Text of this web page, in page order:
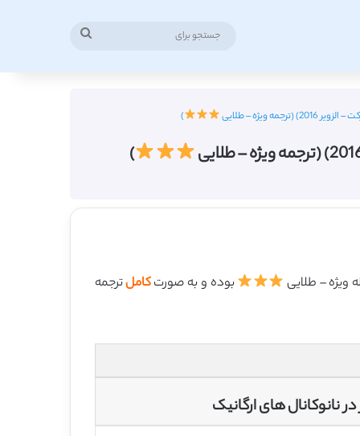
ویژه – طلایی )
)
بوده و به صورتکاملترجمه
نانوکانال های ارگانیک